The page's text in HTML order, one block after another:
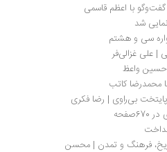
با اعظم قاسمی
شد
سی و هشتم
| علی غزالی‌فر
واعظ
محمدرضا کاتب
بی‌راوی | رضا فکری